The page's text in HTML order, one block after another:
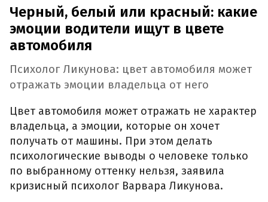
Черный, белый или красный: какие
эмоции водители ищут в цвете
автомобиля
Психолог Ликунова: цвет автомобиля может
отражать эмоции владельца от него
Цвет автомобиля может отражать не характер
владельца, а эмоции, которые он хочет
получать от машины. При этом делать
психологические выводы о человеке только
по выбранному оттенку нельзя, заявила
кризисный психолог Варвара Ликунова.